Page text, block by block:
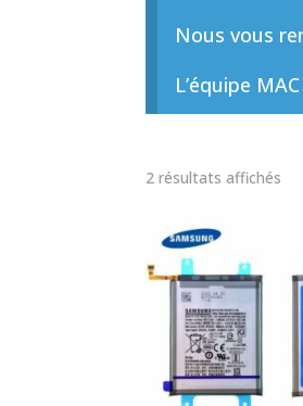
Nous vous
L’équipe
2 résultats affichés